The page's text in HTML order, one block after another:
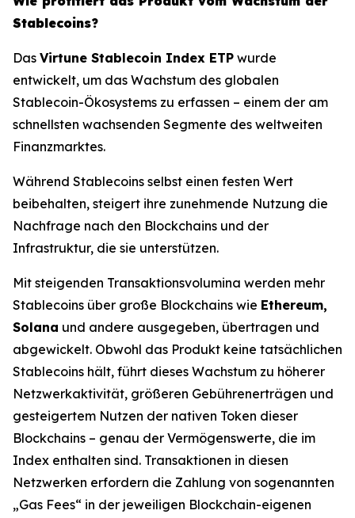
Stablecoins?
Das Virtune Stablecoin Index ETP wurde
entwickelt, um das Wachstum des globalen
Stablecoin-Ökosystems zu erfassen – einem der am
schnellsten wachsenden Segmente des weltweiten
Finanzmarktes.
Während Stablecoins selbst einen festen Wert
beibehalten, steigert ihre zunehmende Nutzung die
Nachfrage nach den Blockchains und der
Infrastruktur, die sie unterstützen.
Mit steigenden Transaktionsvolumina werden mehr
Stablecoins über große Blockchains wie Ethereum,
Solana und andere ausgegeben, übertragen und
abgewickelt. Obwohl das Produkt keine tatsächlichen
Stablecoins hält, führt dieses Wachstum zu höherer
Netzwerkaktivität, größeren Gebührenerträgen und
gesteigertem Nutzen der nativen Token dieser
Blockchains – genau der Vermögenswerte, die im
Index enthalten sind. Transaktionen in diesen
Netzwerken erfordern die Zahlung von sogenannten
„Gas Fees“ in der jeweiligen Blockchain-eigenen